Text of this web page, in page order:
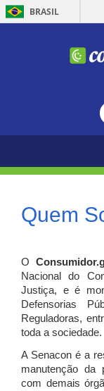
BRASIL
Quem
O
Nacional do
Justiça, e é
Defensorias
Reguladoras,
toda a sociedade.
A Senacon é a
manutenção da
com demais